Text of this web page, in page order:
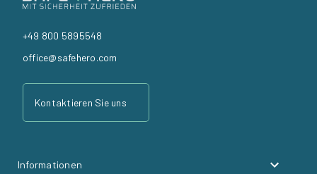
+49 800 5895548
office@safehero.com
Kontaktieren Sie uns
Informationen